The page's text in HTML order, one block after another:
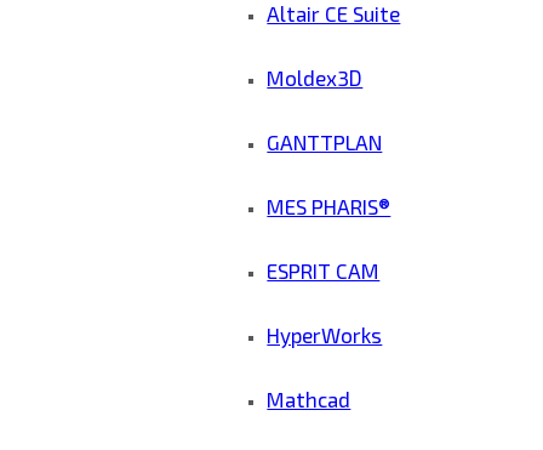
Altair CE Suite
Moldex3D
GANTTPLAN
MES PHARIS®
ESPRIT CAM
HyperWorks
Mathcad